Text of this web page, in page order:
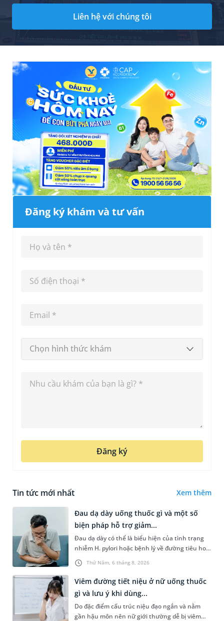
Liên hệ với chúng tôi
Đăng ký khám và tư vấn
Chọn hình thức khám
Đăng ký
Tin tức mới nhất Xem thêm
Thứ Năm, 6 tháng 8, 2026
Đau dạ dày uống thuốc gì và một số
biện pháp hỗ trợ giảm...
Đau dạ dày có thể là biểu hiện của tình trạng
nhiễm H. pylori hoặc bệnh lý về đường tiêu hoá
khác. Dựa theo nguyên nhân cụ thể, bác sĩ sẽ
cân nhắc chỉ định p...
Viêm đường tiết niệu ở nữ uống thuốc
gì và lưu ý khi dùng...
Do đặc điểm cấu trúc niệu đạo ngắn và nằm
gần hậu môn nên nữ giới thường dễ bị viêm